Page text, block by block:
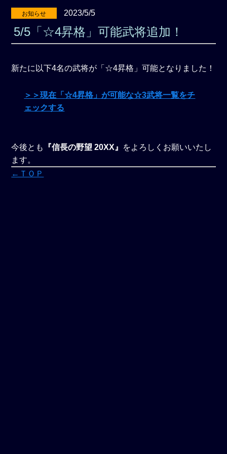
お知らせ 2023/5/5
5/5「☆4昇格」可能武将追加！
新たに以下4名の武将が「☆4昇格」可能となりました！
＞＞現在「☆4昇格」が可能な☆3武将一覧をチ
ェックする
今後とも 『信長の野望 20XX』 をよろしくお願いいたし
ます。
←ＴＯＰ